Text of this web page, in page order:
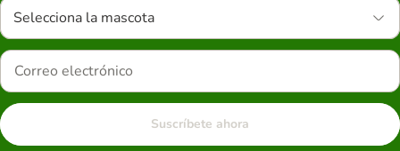
Selecciona la mascota
Suscríbete ahora